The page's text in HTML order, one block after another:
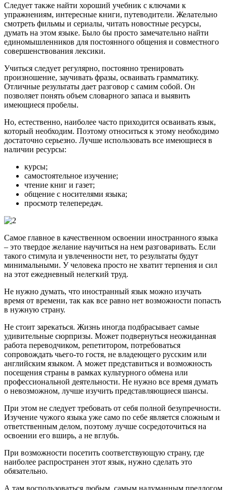
Следует также найти хороший учебник с ключами к
упражнениям, интересные книги, путеводители. Желательно
смотреть фильмы и сериалы, читать новостные ресурсы,
думать на этом языке. Было бы просто замечательно найти
единомышленников для постоянного общения и совместного
совершенствования лексики.
Учиться следует регулярно, постоянно тренировать
произношение, заучивать фразы, осваивать грамматику.
Отличные результаты дает разговор с самим собой. Он
позволяет понять объем словарного запаса и выявить
имеющиеся пробелы.
Но, естественно, наиболее часто приходится осваивать язык,
который необходим. Поэтому относиться к этому необходимо
достаточно серьезно. Лучше использовать все имеющиеся в
наличии ресурсы:
курсы;
самостоятельное изучение;
чтение книг и газет;
общение с носителями языка;
просмотр телепередач.
Самое главное в качественном освоении иностранного языка
– это твердое желание научиться на нем разговаривать. Если
такого стимула и увлеченности нет, то результаты будут
минимальными. У человека просто не хватит терпения и сил
на этот ежедневный нелегкий труд.
Не нужно думать, что иностранный язык можно изучать
время от времени, так как все равно нет возможности попасть
в нужную страну.
Не стоит зарекаться. Жизнь иногда подбрасывает самые
удивительные сюрпризы. Может подвернуться неожиданная
работа переводчиком, репетитором, потребоваться
сопровождать чьего-то гостя, не владеющего русским или
английским языком. А может представиться и возможность
посещения страны в рамках культурного обмена или
профессиональной деятельности. Не нужно все время думать
о невозможном, лучше изучить представляющиеся шансы.
При этом не следует требовать от себя полной безупречности.
Изучение чужого языка уже само по себе является сложным и
ответственным делом, поэтому лучше сосредоточиться на
освоении его вширь, а не вглубь.
При возможности посетить соответствующую страну, где
наиболее распространен этот язык, нужно сделать это
обязательно.
А там воспользоваться любым, самым надуманным предлогом